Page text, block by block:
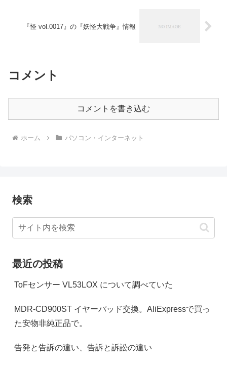
『怪 vol.0017』の『妖怪大戦争』情報
コメント
コメントを書き込む
ホーム パソコン・インターネット
検索
最近の投稿
ToFセンサー VL53LOX について調べていた
MDR-CD900ST イヤーパッド交換。AliExpressで買っ
た安物非純正品で。
告発と告訴の違い、告訴と訴訟の違い